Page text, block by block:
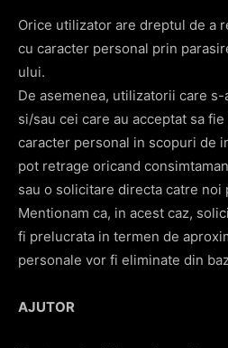
Orice utilizator are dreptul de a
cu caracter personal prin
ului.
De asemenea, utilizatorii care
si/sau cei care au acceptat sa
caracter personal in scopuri de
pot retrage oricand
sau o solicitare directa catre noi
Mentionam ca, in acest caz,
fi prelucrata in termen de
personale vor fi eliminate din
AJUTOR